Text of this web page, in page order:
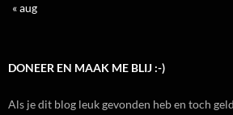
« aug
DONEER EN MAAK ME BLIJ :-)
Als je dit blog leuk gevonden heb en toch